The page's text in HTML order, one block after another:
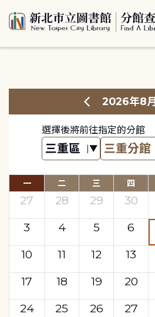
2026年8月
選擇後將前往指定的分館
一 二 三 四
27 28 29 30
3
4 5 6
10
11 12 13
17
18 19 20
24
25 26 27